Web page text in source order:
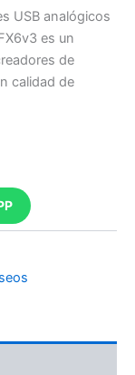
USB analógicos
es un
de
calidad de